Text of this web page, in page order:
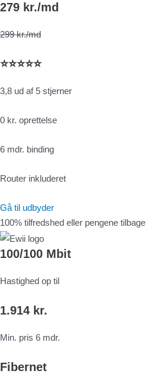
279 kr./md
299 kr./md
⭐⭐⭐⭐⭐
3,8 ud af 5 stjerner
0 kr. oprettelse
6 mdr. binding
Router inkluderet
Gå til udbyder
100% tilfredshed eller pengene tilbage
100/100 Mbit
Hastighed op til
1.914 kr.
Min. pris 6 mdr.
Fibernet